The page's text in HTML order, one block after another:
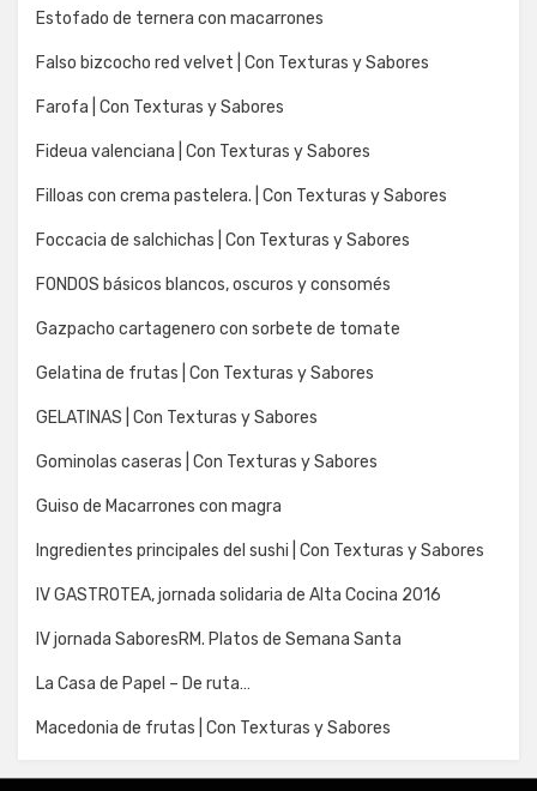
Estofado de ternera con macarrones
Falso bizcocho red velvet | Con Texturas y Sabores
Farofa | Con Texturas y Sabores
Fideua valenciana | Con Texturas y Sabores
Filloas con crema pastelera. | Con Texturas y Sabores
Foccacia de salchichas | Con Texturas y Sabores
FONDOS básicos blancos, oscuros y consomés
Gazpacho cartagenero con sorbete de tomate
Gelatina de frutas | Con Texturas y Sabores
GELATINAS | Con Texturas y Sabores
Gominolas caseras | Con Texturas y Sabores
Guiso de Macarrones con magra
Ingredientes principales del sushi | Con Texturas y Sabores
IV GASTROTEA, jornada solidaria de Alta Cocina 2016
IV jornada SaboresRM. Platos de Semana Santa
La Casa de Papel – De ruta…
Macedonia de frutas | Con Texturas y Sabores